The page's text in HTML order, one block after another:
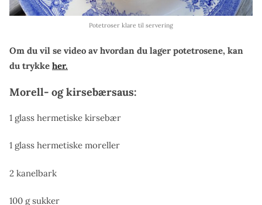
Potetroser klare til servering
Om du vil se video av hvordan du lager potetrosene, kan
du trykke her.
Morell- og kirsebærsaus:
1 glass hermetiske kirsebær
1 glass hermetiske moreller
2 kanelbark
100 g sukker